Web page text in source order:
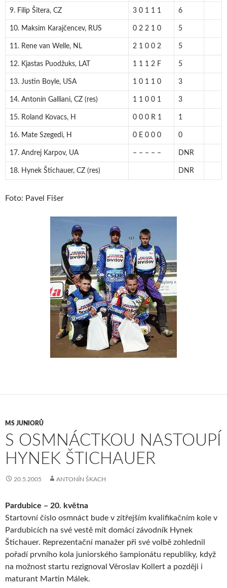
9. Filip Šitera, CZ 3 0 1 1 1 6
10. Maksim Karajčencev, RUS 0 2 2 1 0 5
11. Rene van Welle, NL 2 1 0 0 2 5
12. Kjastas Puodžuks, LAT 1 1 1 2 F 5
13. Justin Boyle, USA 1 0 1 1 0 3
14. Antonín Galliani, CZ (res) 1 1 0 0 1 3
15. Roland Kovacs, H 0 0 0 R 1 1
16. Mate Szegedi, H 0 E 0 0 0 0
17. Andrej Karpov, UA – – – – – DNR
18. Hynek Štichauer, CZ (res) DNR
Foto: Pavel Fišer
MS JUNIORŮ
S OSMNÁCTKOU NASTOUPÍ
HYNEK ŠTICHAUER
20.5.2005 ANTONÍN ŠKACH
Pardubice – 20. května
Startovní číslo osmnáct bude v zítřejším kvalifikačním kole v
Pardubicích na své vestě mít domácí závodník Hynek
Štichauer. Reprezentační manažer při své volbě zohlednil
pořadí prvního kola juniorského šampionátu republiky, když
na možnost startu rezignoval Věroslav Kollert a později i
maturant Martin Málek.